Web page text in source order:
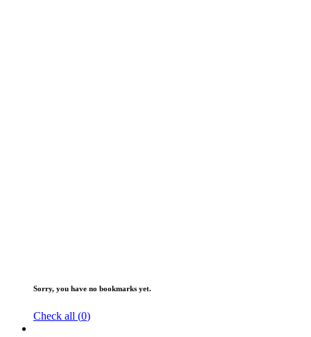
Sorry, you have no bookmarks yet.
Check all (0)